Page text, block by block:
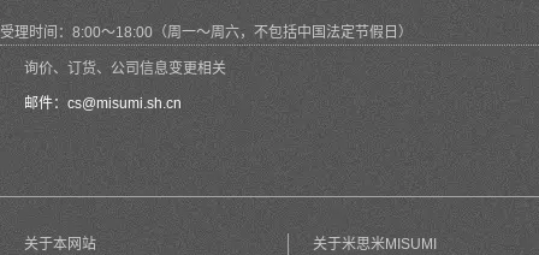
受理时间：8:00～18:00（周一～周六，不包括中国法定节假日）
询价、订货、公司信息变更相关
邮件： cs@misumi.sh.cn
关于本网站 关于米思米MISUMI